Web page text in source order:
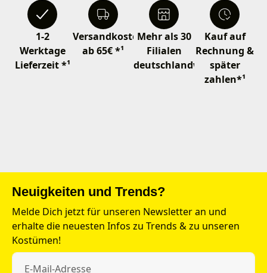
1-2
Werktage
Lieferzeit *¹
Versandkostenfrei
ab 65€ *¹
Mehr als 30
Filialen
deutschlandweit
Kauf auf
Rechnung &
später
zahlen*¹
Neuigkeiten und Trends?
Melde Dich jetzt für unseren Newsletter an und
erhalte die neuesten Infos zu Trends & zu unseren
Kostümen!